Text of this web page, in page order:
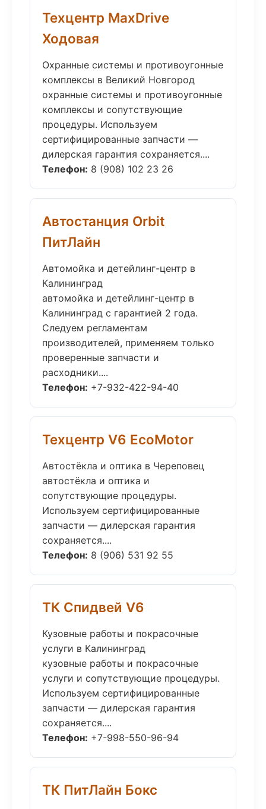
Техцентр MaxDrive
Ходовая
Охранные системы и противоугонные
комплексы в Великий Новгород
охранные системы и противоугонные
комплексы и сопутствующие
процедуры. Используем
сертифицированные запчасти —
дилерская гарантия сохраняется....
Телефон: 8 (908) 102 23 26
Автостанция Orbit
ПитЛайн
Автомойка и детейлинг-центр в
Калининград
автомойка и детейлинг-центр в
Калининград с гарантией 2 года.
Следуем регламентам
производителей, применяем только
проверенные запчасти и
расходники....
Телефон: +7-932-422-94-40
Техцентр V6 EcoMotor
Автостёкла и оптика в Череповец
автостёкла и оптика и
сопутствующие процедуры.
Используем сертифицированные
запчасти — дилерская гарантия
сохраняется....
Телефон: 8 (906) 531 92 55
ТК Спидвей V6
Кузовные работы и покрасочные
услуги в Калининград
кузовные работы и покрасочные
услуги и сопутствующие процедуры.
Используем сертифицированные
запчасти — дилерская гарантия
сохраняется....
Телефон: +7-998-550-96-94
ТК ПитЛайн Бокс